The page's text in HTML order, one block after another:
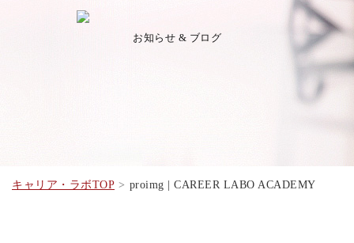
お知らせ & ブログ
キャリア・ラボTOP proimg | CAREER LABO ACADEMY